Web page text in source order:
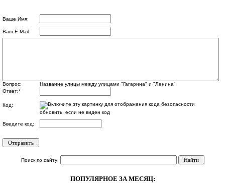
Ваше Имя:
Ваш E-Mail:
Вопрос:
Название улицы между улицами "Гагарина" и "Ленина"
Ответ:*
Код:
обновить, если не виден код
Введите код:
Поиск по сайту:
ПОПУЛЯРНОЕ ЗА МЕСЯЦ: